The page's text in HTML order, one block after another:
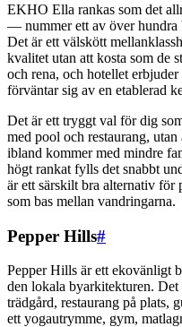
EKHO Ella rankas som det
— nummer ett av över
Det är ett välskött
kvalitet utan att kosta som de
och rena, och hotellet
förväntar sig av en etablerad
Det är ett tryggt val för dig
med pool och restaurang,
ibland kommer med mindre
högt rankat fylls det snabbt
är ett särskilt bra alternativ
som bas mellan vandringarna.
Pepper Hills#
Pepper Hills är ett ekovänligt
den lokala byarkitekturen.
trädgård, restaurang på plats,
ett yogautrymme, gym,